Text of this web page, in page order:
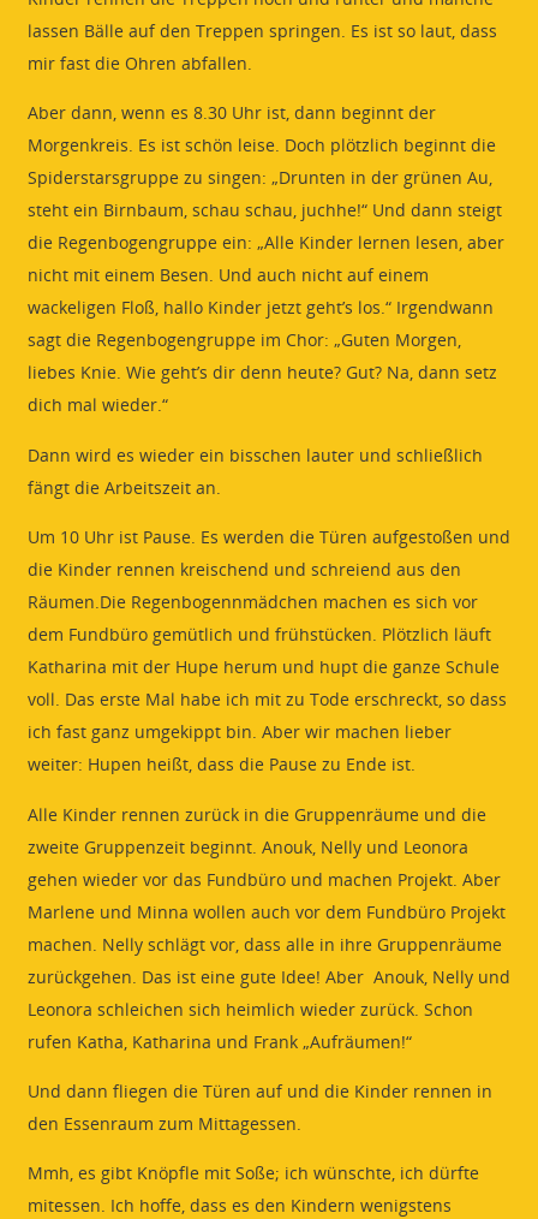
lassen Bälle auf den Treppen springen. Es ist so laut, dass
mir fast die Ohren abfallen.
Aber dann, wenn es 8.30 Uhr ist, dann beginnt der
Morgenkreis. Es ist schön leise. Doch plötzlich beginnt die
Spiderstarsgruppe zu singen: „Drunten in der grünen Au,
steht ein Birnbaum, schau schau, juchhe!“ Und dann steigt
die Regenbogengruppe ein: „Alle Kinder lernen lesen, aber
nicht mit einem Besen. Und auch nicht auf einem
wackeligen Floß, hallo Kinder jetzt geht’s los.“ Irgendwann
sagt die Regenbogengruppe im Chor: „Guten Morgen,
liebes Knie. Wie geht’s dir denn heute? Gut? Na, dann setz
dich mal wieder.“
Dann wird es wieder ein bisschen lauter und schließlich
fängt die Arbeitszeit an.
Um 10 Uhr ist Pause. Es werden die Türen aufgestoßen und
die Kinder rennen kreischend und schreiend aus den
Räumen.Die Regenbogennmädchen machen es sich vor
dem Fundbüro gemütlich und frühstücken. Plötzlich läuft
Katharina mit der Hupe herum und hupt die ganze Schule
voll. Das erste Mal habe ich mit zu Tode erschreckt, so dass
ich fast ganz umgekippt bin. Aber wir machen lieber
weiter: Hupen heißt, dass die Pause zu Ende ist.
Alle Kinder rennen zurück in die Gruppenräume und die
zweite Gruppenzeit beginnt. Anouk, Nelly und Leonora
gehen wieder vor das Fundbüro und machen Projekt. Aber
Marlene und Minna wollen auch vor dem Fundbüro Projekt
machen. Nelly schlägt vor, dass alle in ihre Gruppenräume
zurückgehen. Das ist eine gute Idee! Aber Anouk, Nelly und
Leonora schleichen sich heimlich wieder zurück. Schon
rufen Katha, Katharina und Frank „Aufräumen!“
Und dann fliegen die Türen auf und die Kinder rennen in
den Essenraum zum Mittagessen.
Mmh, es gibt Knöpfle mit Soße; ich wünschte, ich dürfte
mitessen. Ich hoffe, dass es den Kindern wenigstens